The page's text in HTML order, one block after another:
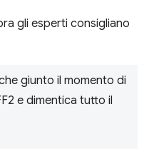
gli esperti consigliano
giunto il momento di
e dimentica tutto il